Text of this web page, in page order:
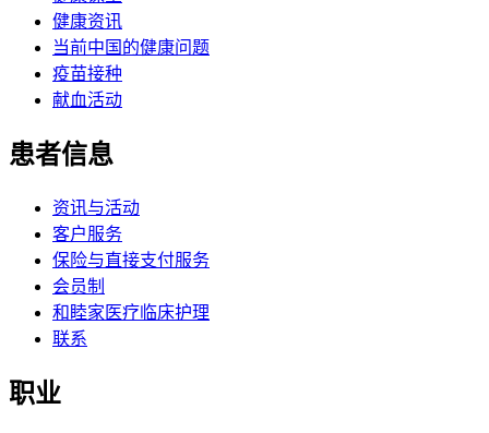
健康资讯
当前中国的健康问题
疫苗接种
献血活动
患者信息
资讯与活动
客户服务
保险与直接支付服务
会员制
和睦家医疗临床护理
联系
职业